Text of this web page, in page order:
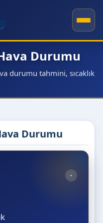
Durumu
durumu tahmini, sıcaklık
Durumu
-